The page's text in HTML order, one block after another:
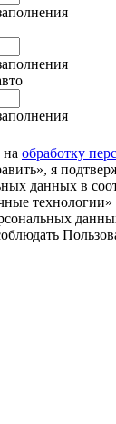
на обработку
я
данных в
технологии»